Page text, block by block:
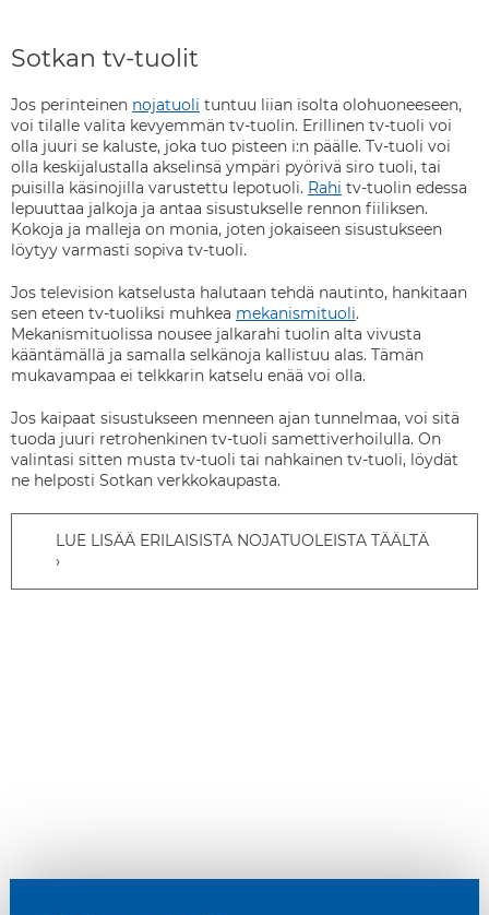
Sotkan tv-tuolit
Jos perinteinen nojatuoli tuntuu liian isolta olohuoneeseen,
voi tilalle valita kevyemmän tv-tuolin. Erillinen tv-tuoli voi
olla juuri se kaluste, joka tuo pisteen i:n päälle. Tv-tuoli voi
olla keskijalustalla akselinsä ympäri pyörivä siro tuoli, tai
puisilla käsinojilla varustettu lepotuoli. Rahi tv-tuolin edessa
lepuuttaa jalkoja ja antaa sisustukselle rennon fiiliksen.
Kokoja ja malleja on monia, joten jokaiseen sisustukseen
löytyy varmasti sopiva tv-tuoli.
Jos television katselusta halutaan tehdä nautinto, hankitaan
sen eteen tv-tuoliksi muhkea mekanismituoli.
Mekanismituolissa nousee jalkarahi tuolin alta vivusta
kääntämällä ja samalla selkänoja kallistuu alas. Tämän
mukavampaa ei telkkarin katselu enää voi olla.
Jos kaipaat sisustukseen menneen ajan tunnelmaa, voi sitä
tuoda juuri retrohenkinen tv-tuoli samettiverhoilulla. On
valintasi sitten musta tv-tuoli tai nahkainen tv-tuoli, löydät
ne helposti Sotkan verkkokaupasta.
LUE LISÄÄ ERILAISISTA NOJATUOLEISTA TÄÄLTÄ